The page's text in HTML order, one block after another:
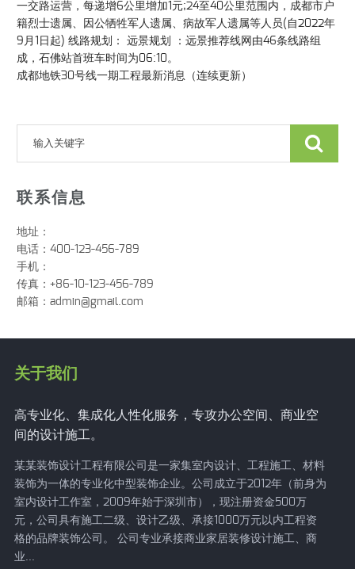
一交路运营，每递增6公里增加1元;24至40公里范围内，成都市户
籍烈士遗属、因公牺牲军人遗属、病故军人遗属等人员(自2022年
9月1日起) 线路规划： 远景规划 ：远景推荐线网由46条线路组
成，石佛站首班车时间为06:10。
成都地铁30号线一期工程最新消息（连续更新）
联系信息
地址：
电话：400-123-456-789
手机：
传真：+86-10-123-456-789
邮箱： admin@gmail.com
关于我们
高专业化、集成化人性化服务，专攻办公空间、商业空
间的设计施工。
某某装饰设计工程有限公司是一家集室内设计、工程施工、材料
装饰为一体的专业化中型装饰企业。公司成立于2012年（前身为
室内设计工作室，2009年始于深圳市），现注册资金500万
元，公司具有施工二级、设计乙级、承接1000万元以内工程资
格的品牌装饰公司。 公司专业承接商业家居装修设计施工、商
业...